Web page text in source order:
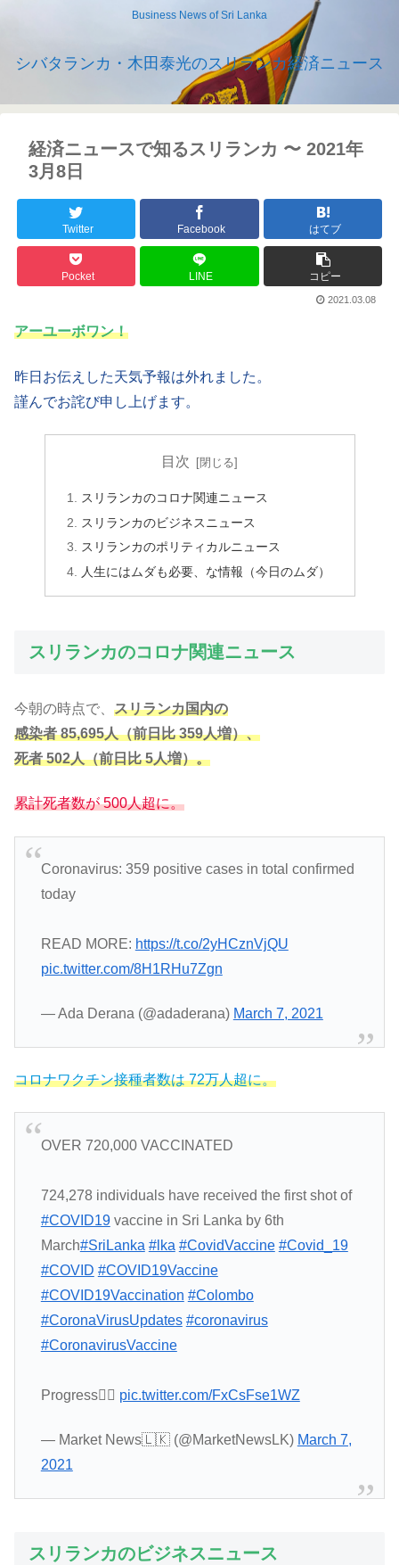
Business News of Sri Lanka
シバタランカ・木田泰光のスリランカ経済ニュース
経済ニュースで知るスリランカ 〜 2021年
3月8日
Twitter Facebook はてブ
Pocket LINE コピー
2021.03.08
アーユーボワン！
昨日お伝えした天気予報は外れました。
謹んでお詫び申し上げます。
目次
スリランカのコロナ関連ニュース
スリランカのビジネスニュース
スリランカのポリティカルニュース
人生にはムダも必要、な情報（今日のムダ）
スリランカのコロナ関連ニュース
今朝の時点で、 スリランカ国内の
感染者 85,695人（前日比 359人増）、
死者 502人（前日比 5人増）。
累計死者数が 500人超に。
Coronavirus: 359 positive cases in total confirmed
today
READ MORE: https://t.co/2yHCznVjQU
pic.twitter.com/8H1RHu7Zgn
— Ada Derana (@adaderana) March 7, 2021
コロナワクチン接種者数は 72万人超に。
OVER 720,000 VACCINATED
724,278 individuals have received the first shot of
#COVID19vaccine in Sri Lanka by 6th
March#SriLanka #lka #CovidVaccine #Covid_19
#COVID #COVID19Vaccine
#COVID19Vaccination #Colombo
#CoronaVirusUpdates #coronavirus
#CoronavirusVaccine
Progress👇🏼 pic.twitter.com/FxCsFse1WZ
— Market News🇱🇰 (@MarketNewsLK) March 7,
2021
スリランカのビジネスニュース